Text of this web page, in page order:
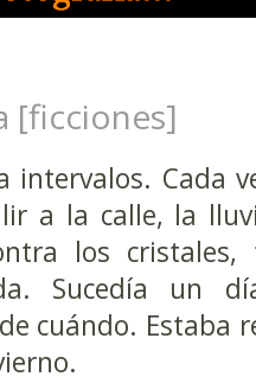
[ficciones]
intervalos. Cada
a la calle, la
los cristales,
Sucedía un
cuándo. Estaba